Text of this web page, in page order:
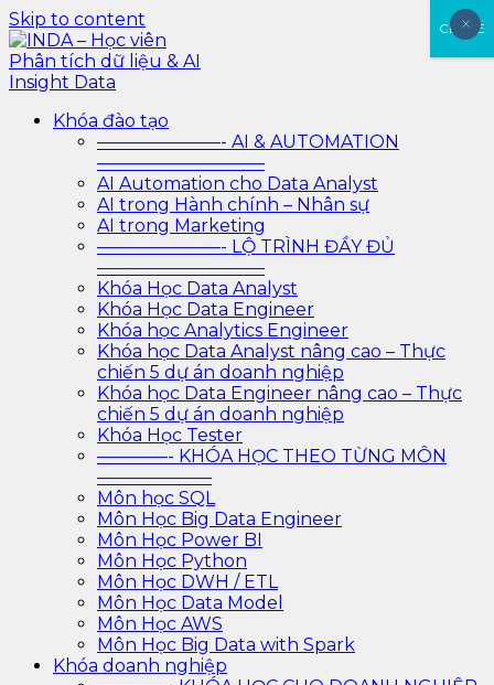
Skip to content
INDA – Học viên Phân tích dữ liệu & AI Insight Data
INDA – Học viện Đào tạo phân tích dữ liệu & AI chuyên
sâu cho ngành ngân hàng – bảo hiểm – chứng khoán
và doanh nghiệp với các project thực tế, cá nhân hóa
lộ trình với AI
Khóa đào tạo
———————- AI & AUTOMATION
—————————–
AI Automation cho Data Analyst
AI trong Hành chính – Nhân sự
AI trong Marketing
———————- LỘ TRÌNH ĐẦY ĐỦ
—————————–
Khóa Học Data Analyst
Khóa Học Data Engineer
Khóa học Analytics Engineer
Khóa học Data Analyst nâng cao – Thực
chiến 5 dự án doanh nghiệp
Khóa học Data Engineer nâng cao – Thực
chiến 5 dự án doanh nghiệp
Khóa Học Tester
————- KHÓA HỌC THEO TỪNG MÔN
——————–
Môn học SQL
Môn Học Big Data Engineer
Môn Học Power BI
Môn Học Python
Môn Học DWH / ETL
Môn Học Data Model
Môn Học AWS
Môn Học Big Data with Spark
Khóa doanh nghiệp
×
CLOSE
×